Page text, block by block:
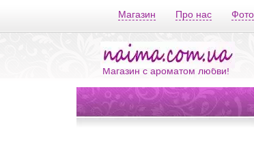
Магазин Про нас Фото
Магазин с ароматом любви!